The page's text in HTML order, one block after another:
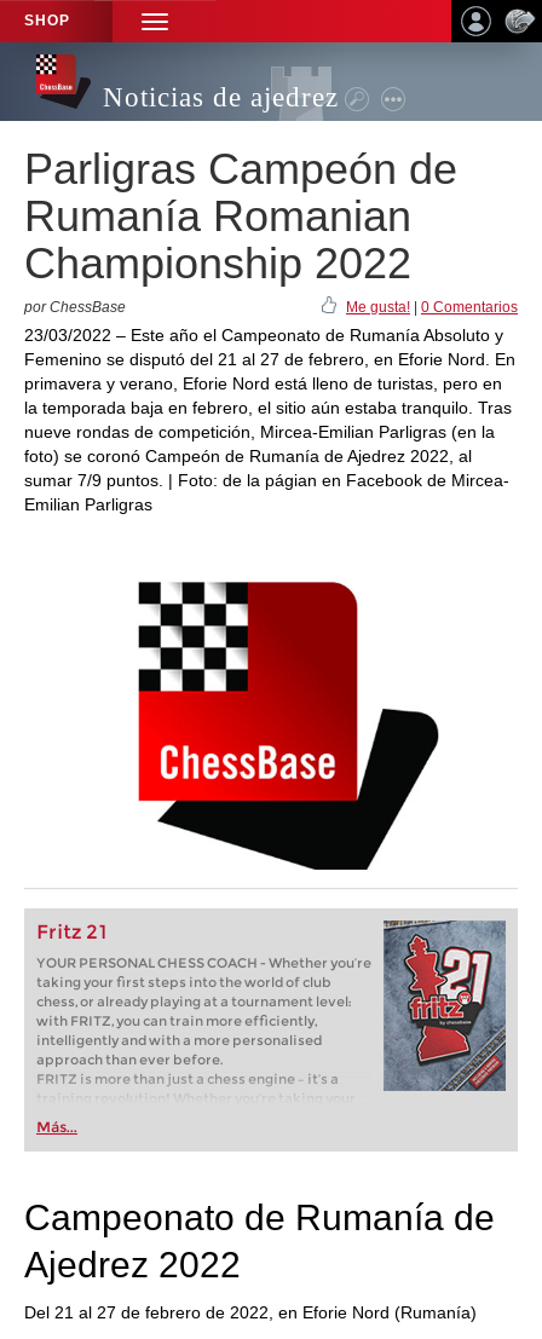
SHOP
TOGGLE
NAVIGATION
Noticias de ajedrez
Parligras Campeón de
Rumanía Romanian
Championship 2022
por ChessBase Me gusta! 0 Comentarios
23/03/2022 – Este año el Campeonato de Rumanía Absoluto y
Femenino se disputó del 21 al 27 de febrero, en Eforie Nord. En
primavera y verano, Eforie Nord está lleno de turistas, pero en
la temporada baja en febrero, el sitio aún estaba tranquilo. Tras
nueve rondas de competición, Mircea-Emilian Parligras (en la
foto) se coronó Campeón de Rumanía de Ajedrez 2022, al
sumar 7/9 puntos. | Foto: de la págian en Facebook de Mircea-
Emilian Parligras
Fritz 21
YOUR PERSONAL CHESS COACH - Whether you’re
taking your first steps into the world of club
chess, or already playing at a tournament level:
with FRITZ, you can train more efficiently,
intelligently and with a more personalised
approach than ever before.
FRITZ is more than just a chess engine – it’s a
training revolution! Whether you’re taking your
first steps into the world of club chess, or already
playing at a tournament level: with FRITZ, you can
train more efficiently, intelligently and with a
Más...
Campeonato de Rumanía de
Ajedrez 2022
Del 21 al 27 de febrero de 2022, en Eforie Nord (Rumanía)